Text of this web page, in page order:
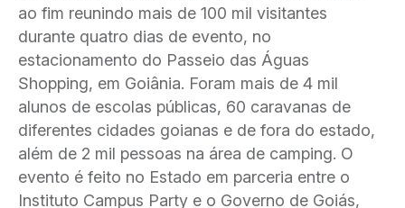
ao fim reunindo mais de 100 mil visitantes
durante quatro dias de evento, no
estacionamento do Passeio das Águas
Shopping, em Goiânia. Foram mais de 4 mil
alunos de escolas públicas, 60 caravanas de
diferentes cidades goianas e de fora do estado,
além de 2 mil pessoas na área de camping. O
evento é feito no Estado em parceria entre o
Instituto Campus Party e o Governo de Goiás,